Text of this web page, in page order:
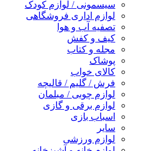
سیسمونی / لوازم کودک
لوازم اداری فروشگاهی
تصفیه آب و هوا
کیف و کفش
مجله و کتاب
پوشاک
کالای خواب
فرش / گلیم / قالیچه
لوازم چوبی / مبلمان
لوازم برقی و گازی
اسباب بازی
سایر
لوازم ورزشی